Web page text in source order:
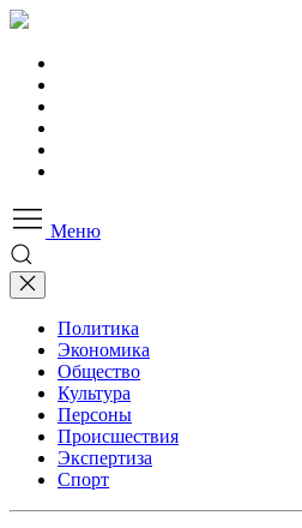
Меню
Политика
Экономика
Общество
Культура
Персоны
Происшествия
Экспертиза
Спорт